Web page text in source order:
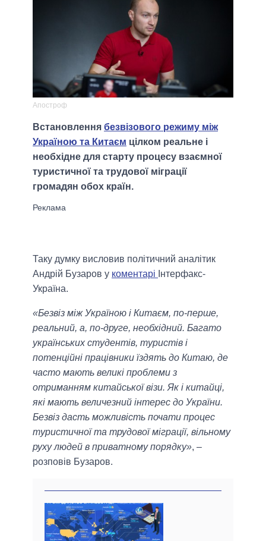
Апостроф
Встановлення безвізового режиму між
Україною та Китаєм цілком реальне і
необхідне для старту процесу взаємної
туристичної та трудової міграції
громадян обох країн.
Таку думку висловив політичний аналітик
Андрій Бузаров у коментарі Інтерфакс-
Україна.
«Безвіз між Україною і Китаєм, по-перше,
реальний, а, по-друге, необхідний. Багато
українських студентів, туристів і
потенційні працівники їздять до Китаю, де
часто мають великі проблеми з
отриманням китайської візи. Як і китайці,
які мають величезний інтерес до України.
Безвіз дасть можливість почати процес
туристичної та трудової міграції, вільному
руху людей в приватному порядку», –
розповів Бузаров.